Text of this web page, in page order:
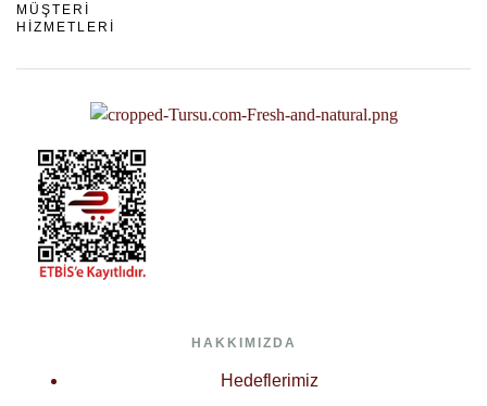
MÜŞTERI
HIZMETLERI
HAKKIMIZDA
Hedeflerimiz